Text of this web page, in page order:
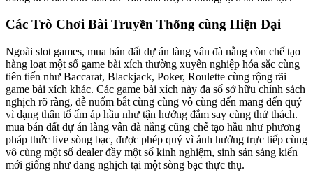
Các Trò Chơi Bài Truyền Thống cùng Hiện Đại
Ngoài slot games, mua bán đất dự án làng vân đà nẵng còn chế tạo
hàng loạt một số game bài xích thường xuyên nghiệp hóa sắc cùng
tiên tiến như Baccarat, Blackjack, Poker, Roulette cùng rộng rãi
game bài xích khác. Các game bài xích này đa số sở hữu chính sách
nghịch rõ ràng, dễ nuốm bắt cùng cùng vô cùng đến mang đến quý
vì dạng thân tổ ấm áp hầu như tận hưởng đắm say cùng thử thách.
mua bán đất dự án làng vân đà nẵng cũng chế tạo hầu như phương
pháp thức live sòng bạc, được phép quý vì ảnh hưởng trực tiếp cùng
vô cùng một số dealer đầy một số kinh nghiệm, sinh sản sáng kiến
mới giống như đang nghịch tại một sòng bạc thực thụ.